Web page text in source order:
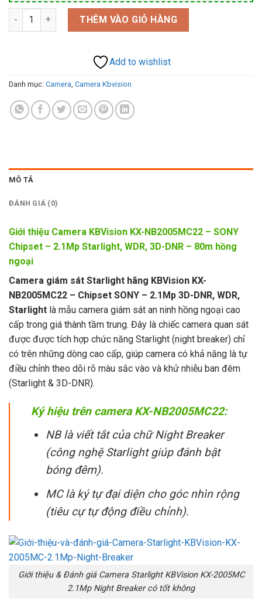
Camera KBVISION KX-NB2005MC22 số lượng
THÊM VÀO GIỎ HÀNG
Add to wishlist
Danh mục: Camera Camera Kbvision
MÔ TẢ
ĐÁNH GIÁ (0)
Giới thiệu Camera KBVision KX-NB2005MC22 – SONY
Chipset – 2.1Mp Starlight, WDR, 3D-DNR – 80m hồng
ngoại
Camera giám sát Starlight hãng KBVision KX-
NB2005MC22 – Chipset SONY – 2.1Mp 3D-DNR, WDR,
Starlight là mẫu camera giám sát an ninh hồng ngoại cao
cấp trong giá thành tầm trung. Đây là chiếc camera quan sát
được được tích hợp chức năng Starlight (night breaker) chỉ
có trên những dòng cao cấp, giúp camera có khả năng là tự
điều chỉnh theo dõi rõ màu sắc vào và khử nhiễu ban đêm
(Starlight & 3D-DNR).
Ký hiệu trên camera KX-NB2005MC22:
NB là viết tắt của chữ Night Breaker
(công nghệ Starlight giúp đánh bật
bóng đêm).
MC là ký tự đại diện cho góc nhìn rộng
(tiêu cự tự động điều chỉnh).
Giới thiệu & Đánh giá Camera Starlight KBVision KX-2005MC
2.1Mp Night Breaker có tốt không